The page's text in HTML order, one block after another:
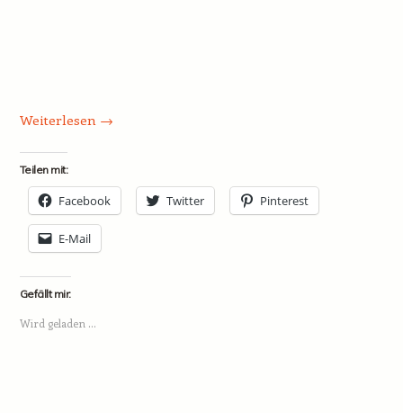
Weiterlesen →
Teilen mit:
Facebook Twitter Pinterest
E-Mail
Gefällt mir:
Wird geladen …